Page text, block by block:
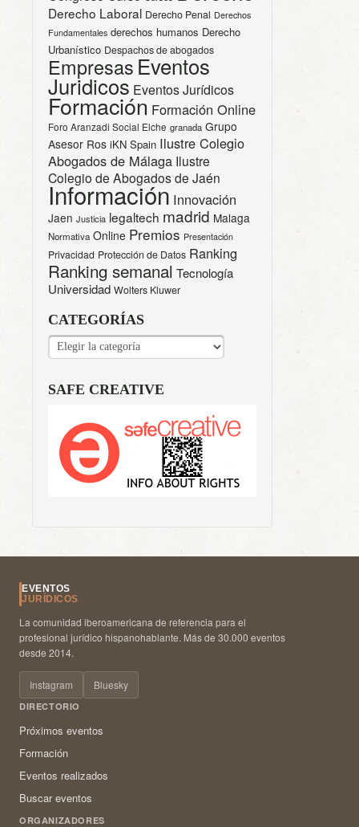
Derecho Laboral Derecho Penal Derechos
Fundamentales derechos humanos Derecho
Urbanístico Despachos de abogados
Empresas Eventos
Juridicos Eventos Jurídicos
Formación Formación Online
Foro Aranzadi Social Elche granada Grupo
Asesor Ros iKN Spain Ilustre Colegio
Abogados de Málaga Ilustre
Colegio de Abogados de Jaén
Información Innovación
Jaen Justicia legaltech madrid Malaga
Normativa Online Premios Presentación
Privacidad Protección de Datos Ranking
Ranking semanal Tecnología
Universidad Wolters Kluwer
CATEGORÍAS
CATEGORÍAS
SAFE CREATIVE
EVENTOS
JURÍDICOS
La comunidad iberoamericana de referencia para el
profesional jurídico hispanohablante. Más de 30.000 eventos
desde 2014.
Instagram Bluesky
DIRECTORIO
Próximos eventos
Formación
Eventos realizados
Buscar eventos
ORGANIZADORES